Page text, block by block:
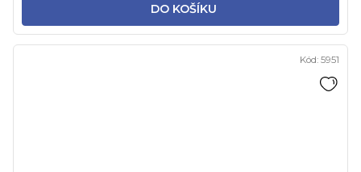
DO KOŠÍKU
Kód: 5951